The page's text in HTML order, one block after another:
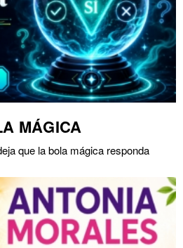
MÁGICA
que la bola mágica responda